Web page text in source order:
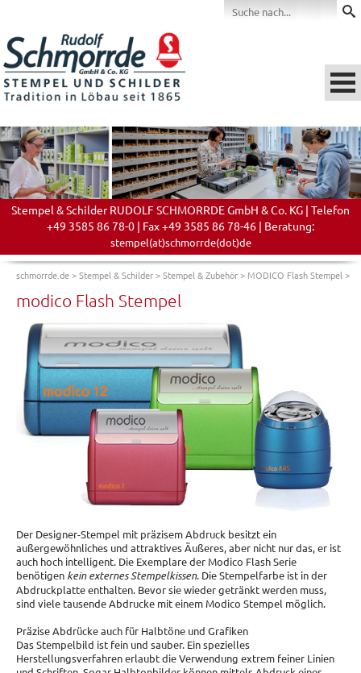
Stempel & Schilder RUDOLF SCHMORRDE GmbH & Co. KG | Telefon
+49 3585 86 78-0 | Fax +49 3585 86 78-46 | Beratung:
stempel(at)schmorrde(dot)de
schmorrde.de>Stempel & Schilder>Stempel & Zubehör> MODICO Flash Stempel >
modico Flash Stempel
Der Designer-Stempel mit präzisem Abdruck besitzt ein
außergewöhnliches und attraktives Äußeres, aber nicht nur das, er ist
auch hoch intelligent. Die Exemplare der Modico Flash Serie
benötigen kein externes Stempelkissen. Die Stempelfarbe ist in der
Abdruckplatte enthalten. Bevor sie wieder getränkt werden muss,
sind viele tausende Abdrucke mit einem Modico Stempel möglich.
Präzise Abdrücke auch für Halbtöne und Grafiken
Das Stempelbild ist fein und sauber. Ein spezielles
Herstellungsverfahren erlaubt die Verwendung extrem feiner Linien